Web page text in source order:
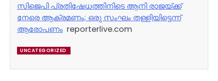
സിജെപി പ്രതിഷേധത്തിനിടെ ആനി രാജയ്ക്ക്
നേരെ ആക്രമണം; ഒരു സംഘം തള്ളിയിട്ടെന്ന്
ആരോപണം reporterlive.com
UNCATEGORIZED